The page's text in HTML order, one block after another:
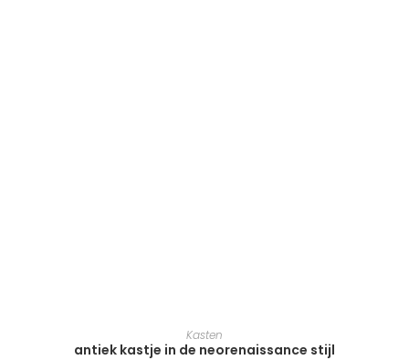
TOEVOEGEN AAN WINKELWAGEN
Kasten
antiek kastje in de neorenaissance stijl